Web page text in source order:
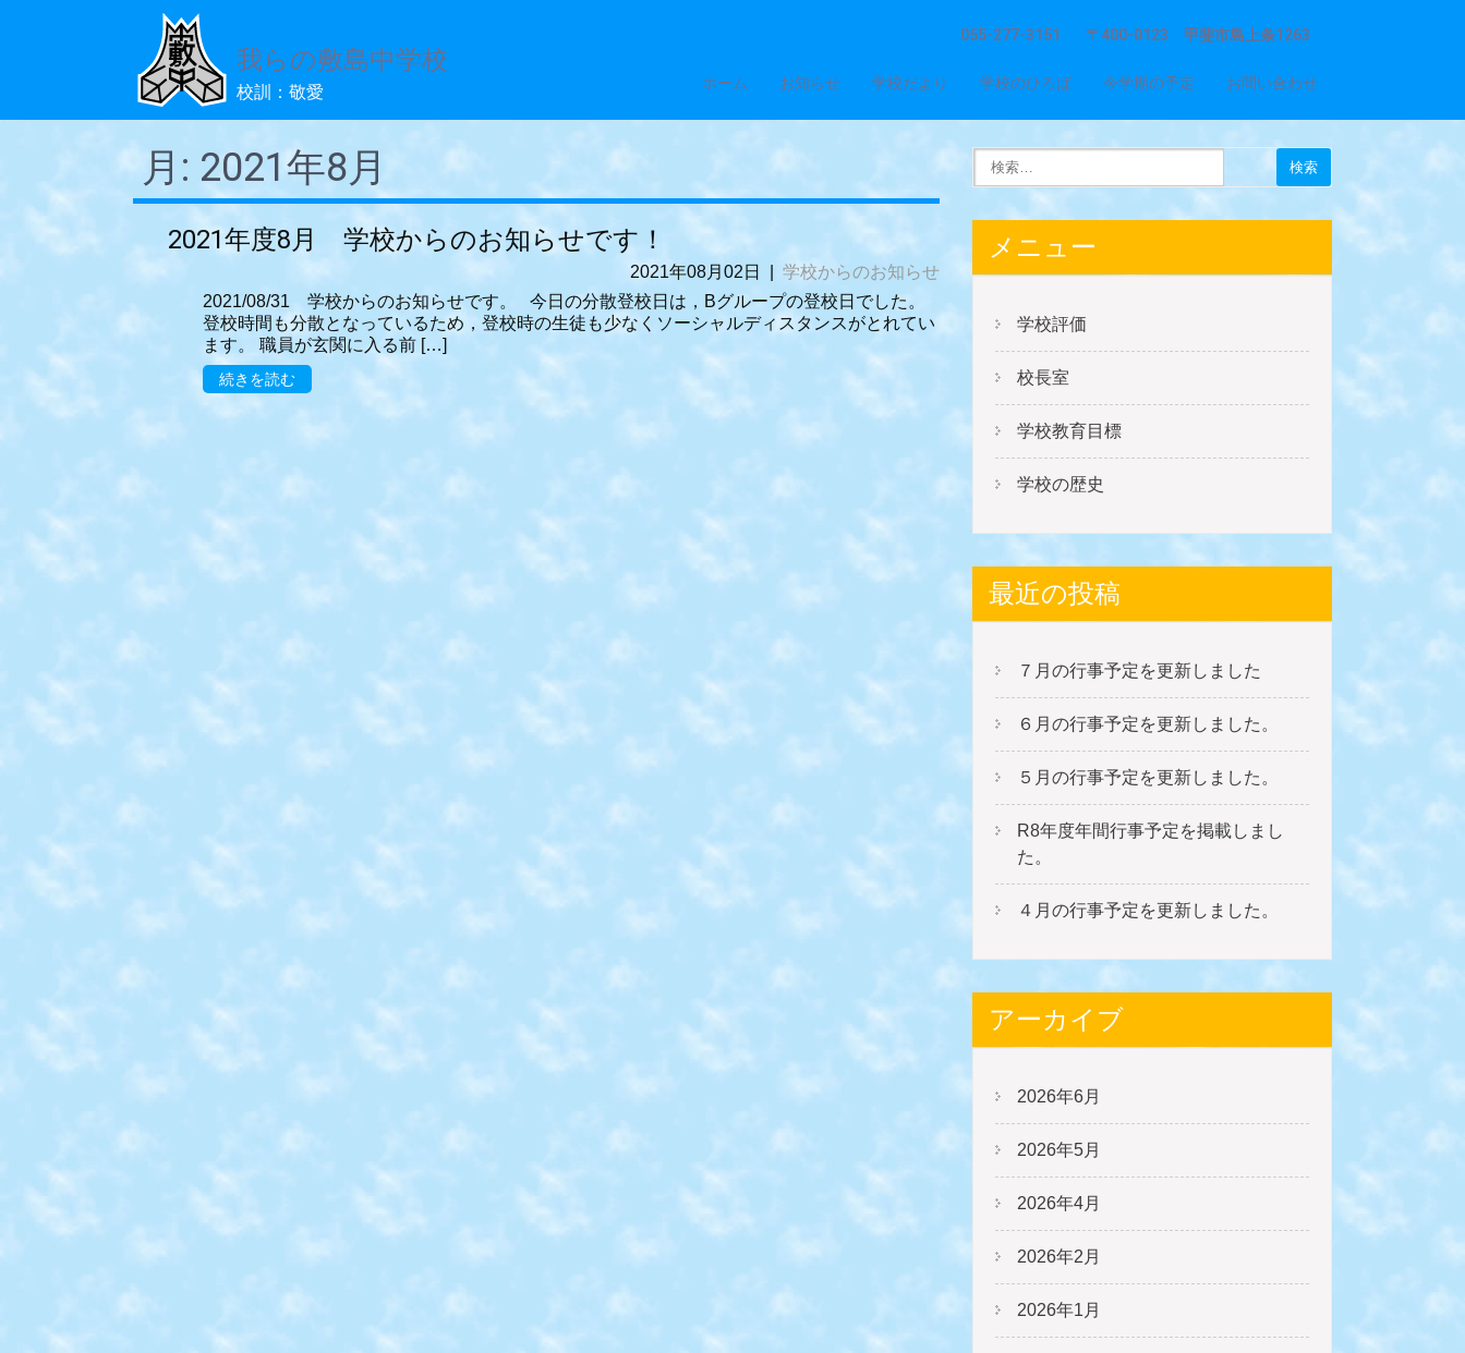
我らの敷島中学校
校訓：敬愛
055-277-3151 〒400-0123 甲斐市島上条1263
ホーム お知らせ 学校だより 学校のひろば 今学期の予定 お問い合わせ
月: 2021年8月
2021年度8月 学校からのお知らせです！
2021年08月02日
学校からのお知らせ
2021/08/31 学校からのお知らせです。 今日の分散登校日は，Bグループの登校日でした。
登校時間も分散となっているため，登校時の生徒も少なくソーシャルディスタンスがとれてい
ます。 職員が玄関に入る前 […]
続きを読む
メニュー
学校評価
校長室
学校教育目標
学校の歴史
最近の投稿
７月の行事予定を更新しました
６月の行事予定を更新しました。
５月の行事予定を更新しました。
R8年度年間行事予定を掲載しまし
た。
４月の行事予定を更新しました。
アーカイブ
2026年6月
2026年5月
2026年4月
2026年2月
2026年1月